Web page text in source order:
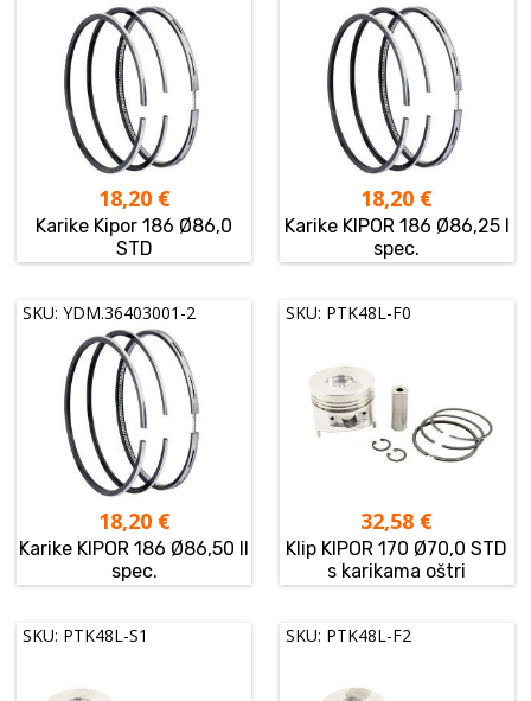
18,20 €
Karike Kipor 186 Ø86,0
STD
18,20 €
Karike KIPOR 186 Ø86,25 I
spec.
SKU: YDM.36403001-2
18,20 €
Karike KIPOR 186 Ø86,50 II
spec.
SKU: PTK48L-F0
32,58 €
Klip KIPOR 170 Ø70,0 STD
s karikama oštri
SKU: PTK48L-S1 SKU: PTK48L-F2